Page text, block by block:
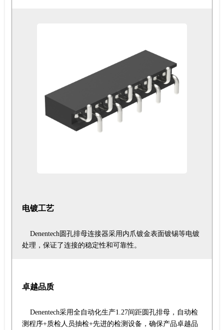
电镀工艺
Denentech圆孔排母连接器采用内爪镀金表面镀锡等电镀
处理，保证了连接的稳定性和可靠性。
卓越品质
Denentech采用全自动化生产1.27间距圆孔排母，自动检
测程序+质检人员抽检+先进的检测设备，确保产品卓越品